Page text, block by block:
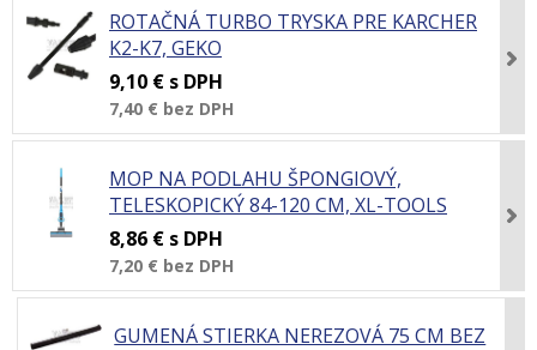
ROTAČNÁ TURBO TRYSKA PRE KARCHER
K2-K7, GEKO
9,10 € s DPH
7,40 € bez DPH
MOP NA PODLAHU ŠPONGIOVÝ,
TELESKOPICKÝ 84-120 CM, XL-TOOLS
8,86 € s DPH
7,20 € bez DPH
GUMENÁ STIERKA NEREZOVÁ 75 CM BEZ